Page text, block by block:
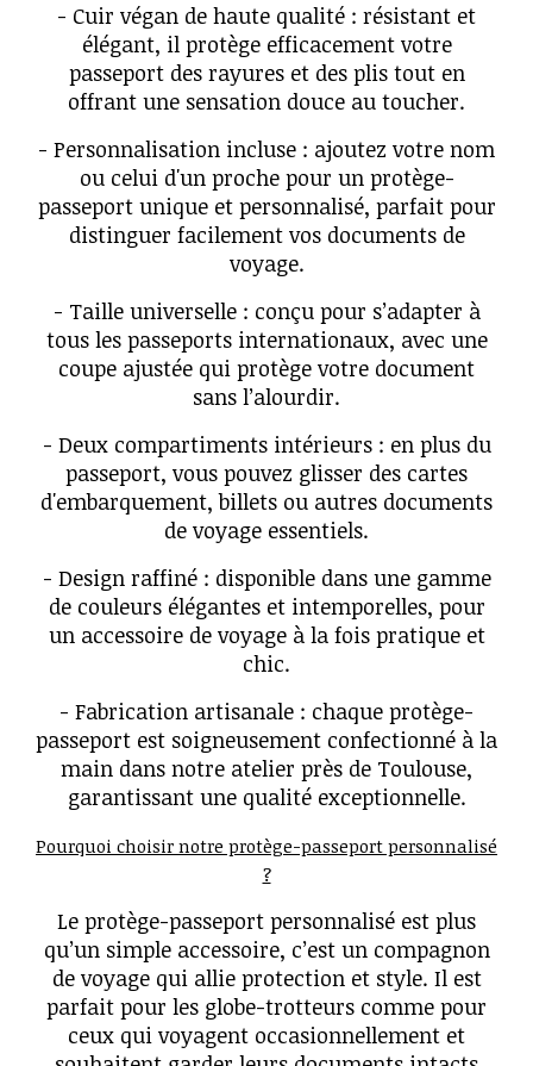
- Cuir végan de haute qualité : résistant et
élégant, il protège efficacement votre
passeport des rayures et des plis tout en
offrant une sensation douce au toucher.
- Personnalisation incluse : ajoutez votre nom
ou celui d'un proche pour un protège-
passeport unique et personnalisé, parfait pour
distinguer facilement vos documents de
voyage.
- Taille universelle : conçu pour s’adapter à
tous les passeports internationaux, avec une
coupe ajustée qui protège votre document
sans l’alourdir.
- Deux compartiments intérieurs : en plus du
passeport, vous pouvez glisser des cartes
d'embarquement, billets ou autres documents
de voyage essentiels.
- Design raffiné : disponible dans une gamme
de couleurs élégantes et intemporelles, pour
un accessoire de voyage à la fois pratique et
chic.
- Fabrication artisanale : chaque protège-
passeport est soigneusement confectionné à la
main dans notre atelier près de Toulouse,
garantissant une qualité exceptionnelle.
Pourquoi choisir notre protège-passeport personnalisé
?
Le protège-passeport personnalisé est plus
qu’un simple accessoire, c’est un compagnon
de voyage qui allie protection et style. Il est
parfait pour les globe-trotteurs comme pour
ceux qui voyagent occasionnellement et